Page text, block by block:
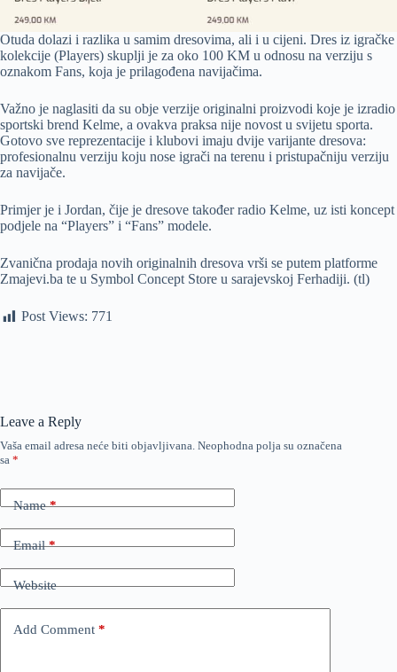
Otuda dolazi i razlika u samim dresovima, ali i u cijeni. Dres iz igračke
kolekcije (Players) skuplji je za oko 100 KM u odnosu na verziju s
oznakom Fans, koja je prilagođena navijačima.
Važno je naglasiti da su obje verzije originalni proizvodi koje je izradio
sportski brend Kelme, a ovakva praksa nije novost u svijetu sporta.
Gotovo sve reprezentacije i klubovi imaju dvije varijante dresova:
profesionalnu verziju koju nose igrači na terenu i pristupačniju verziju
za navijače.
Primjer je i Jordan, čije je dresove također radio Kelme, uz isti koncept
podjele na “Players” i “Fans” modele.
Zvanična prodaja novih originalnih dresova vrši se putem platforme
Zmajevi.ba te u Symbol Concept Store u sarajevskoj Ferhadiji. (tl)
Post Views: 771
Leave a Reply
Vaša email adresa neće biti objavljivana. Neophodna polja su označena
sa *
Name*
Email*
Website
Add Comment *